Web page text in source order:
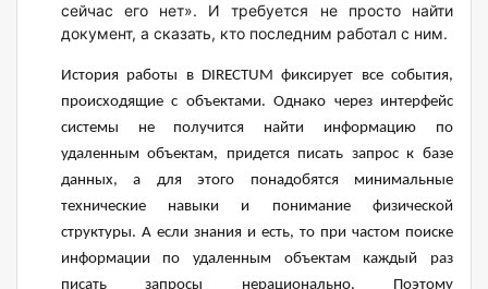
сейчас его нет». И требуется не просто найти
документ, а сказать, кто последним работал с ним.
История работы в DIRECTUM фиксирует все события,
происходящие с объектами. Однако через интерфейс
системы не получится найти информацию по
удаленным объектам, придется писать запрос к базе
данных, а для этого понадобятся минимальные
технические навыки и понимание физической
структуры. А если знания и есть, то при частом поиске
информации по удаленным объектам каждый раз
писать запросы нерационально. Поэтому